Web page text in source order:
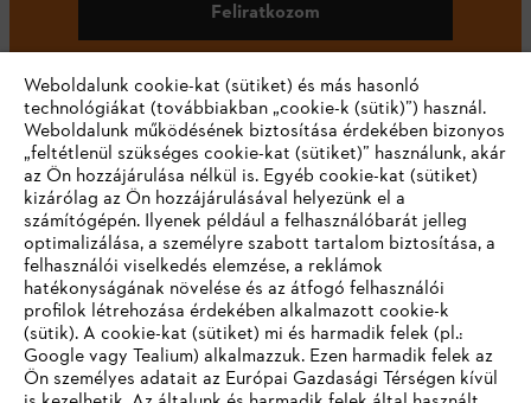
Feliratkozom
#STIHL
Vállalat
Weboldalunk cookie-kat (sütiket) és más hasonló
technológiákat (továbbiakban „cookie-k (sütik)”) használ.
Weboldalunk működésének biztosítása érdekében bizonyos
„feltétlenül szükséges cookie-kat (sütiket)” használunk, akár
az Ön hozzájárulása nélkül is. Egyéb cookie-kat (sütiket)
kizárólag az Ön hozzájárulásával helyezünk el a
számítógépén. Ilyenek például a felhasználóbarát jelleg
optimalizálása, a személyre szabott tartalom biztosítása, a
felhasználói viselkedés elemzése, a reklámok
hatékonyságának növelése és az átfogó felhasználói
profilok létrehozása érdekében alkalmazott cookie-k
(sütik). A cookie-kat (sütiket) mi és harmadik felek (pl.:
Google vagy Tealium) alkalmazzuk. Ezen harmadik felek az
Ön személyes adatait az Európai Gazdasági Térségen kívül